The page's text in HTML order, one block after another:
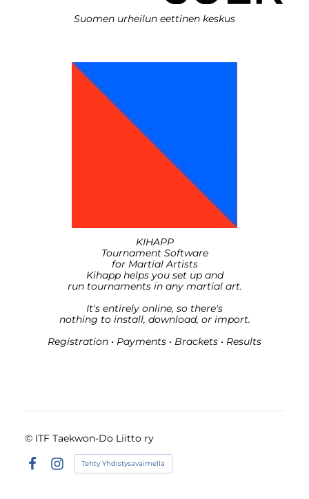
Suomen urheilun eettinen keskus
KIHAPP
Tournament Software
for Martial Artists
Kihapp helps you set up and
run tournaments in any martial art.
It's entirely online, so there's
nothing to install, download, or import.
Registration • Payments • Brackets • Results
© ITF Taekwon-Do Liitto ry
Instagram
Tehty Yhdistysavaimella